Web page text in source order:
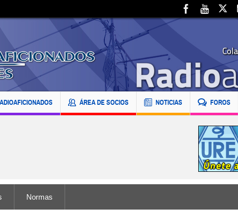
ÁREA DE SOCIOS NOTICIAS FOROS
Normas